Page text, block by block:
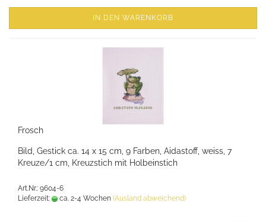
IN DEN WARENKORB
Frosch
Bild, Gestick ca. 14 x 15 cm, 9 Farben, Aidastoff, weiss, 7
Kreuze/1 cm, Kreuzstich mit Holbeinstich
Art.Nr.: 9604-6
Lieferzeit:
ca. 2-4 Wochen (Ausland abweichend)